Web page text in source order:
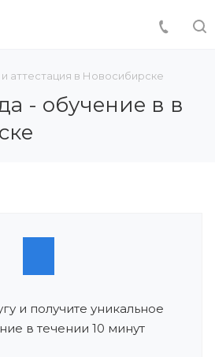
аттестация в Новосибирске
- обучение в в
и получите уникальное
в течении 10 минут